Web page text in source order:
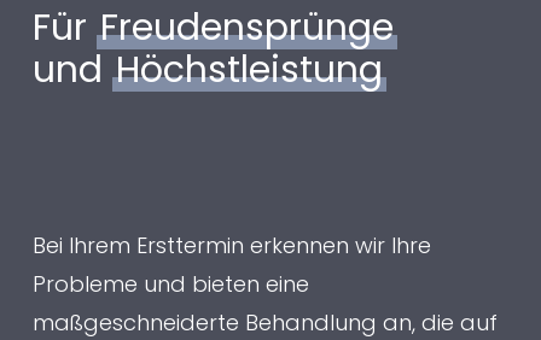
Für Freudensprünge
und Höchstleistung
Bei Ihrem Ersttermin erkennen wir Ihre
Probleme und bieten eine
maßgeschneiderte Behandlung an, die auf